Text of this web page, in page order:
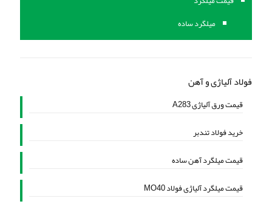
میلگرد ساده
فولاد آلیاژی و آهن
قیمت ورق آلیاژی A283
خرید فولاد تندبر
قیمت میلگرد آهن ساده
قیمت میلگرد آلیاژی فولاد MO40